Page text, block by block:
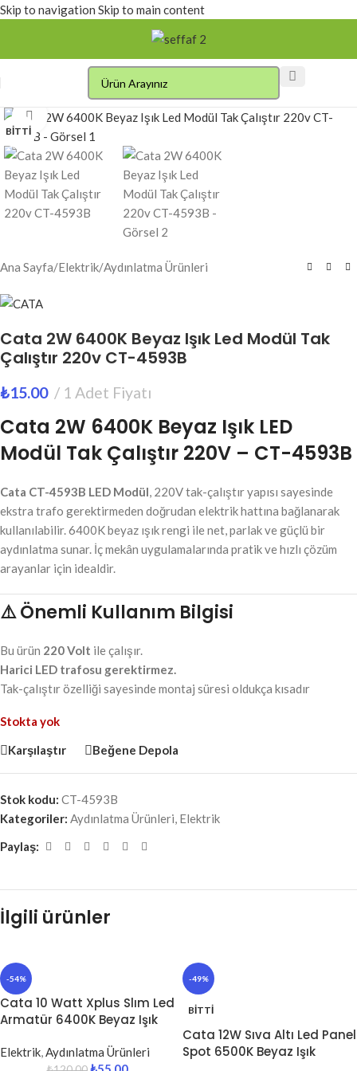
Skip to navigation Skip to main content
BITTI
Click to enlarge
Ana Sayfa/Elektrik/Aydınlatma Ürünleri
Cata 2W 6400K Beyaz Işık Led Modül Tak
Çalıştır 220v CT-4593B
₺15.00 1 Adet Fiyatı
Cata 2W 6400K Beyaz Işık LED
Modül Tak Çalıştır 220V – CT-4593B
Cata CT-4593B LED Modül, 220V tak-çalıştır yapısı sayesinde
ekstra trafo gerektirmeden doğrudan elektrik hattına bağlanarak
kullanılabilir. 6400K beyaz ışık rengi ile net, parlak ve güçlü bir
aydınlatma sunar. İç mekân uygulamalarında pratik ve hızlı çözüm
arayanlar için idealdir.
⚠️ Önemli Kullanım Bilgisi
Bu ürün 220 Volt ile çalışır.
Harici LED trafosu gerektirmez.
Tak-çalıştır özelliği sayesinde montaj süresi oldukça kısadır
Stokta yok
Karşılaştır Beğene Depola
Stok kodu: CT-4593B
Kategoriler: Aydınlatma Ürünleri, Elektrik
Paylaş:
İlgili ürünler
-54%
Cata 10 Watt Xplus Slım Led
Armatür 6400K Beyaz Işık
Elektrik,Aydınlatma Ürünleri
-49%
BITTI
Cata 12W Sıva Altı Led Panel
Spot 6500K Beyaz Işık